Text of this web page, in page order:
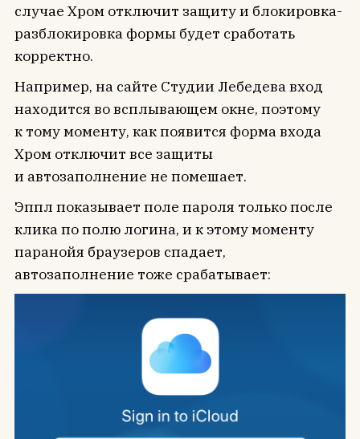
случае Хром отключит защиту и блокировка-
разблокировка формы будет сработать
корректно.
Например, на сайте Студии Лебедева вход
находится во всплывающем окне, поэтому
к тому моменту, как появится форма входа
Хром отключит все защиты
и автозаполнение не помешает.
Эппл показывает поле пароля только после
клика по полю логина, и к этому моменту
паранойя браузеров спадает,
автозаполнение тоже срабатывает: